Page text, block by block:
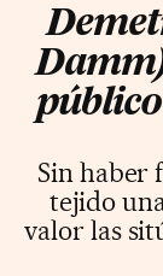
Sin haber
tejido
valor las